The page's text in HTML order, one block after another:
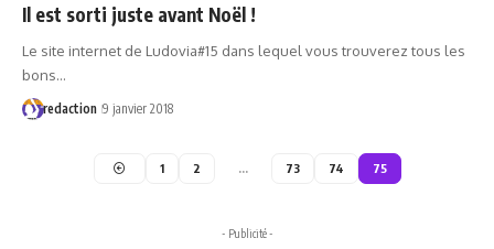
Il est sorti juste avant Noël !
Le site internet de Ludovia#15 dans lequel vous trouverez tous les
bons…
redaction 9 janvier 2018
1 2 … 73 74 75
- Publicité -